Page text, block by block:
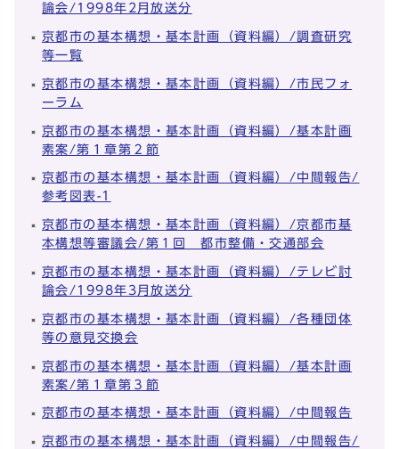
論会/1998年2月放送分
京都市の基本構想・基本計画（資料編）/調査研究
等一覧
京都市の基本構想・基本計画（資料編）/市民フォ
ーラム
京都市の基本構想・基本計画（資料編）/基本計画
素案/第１章第２節
京都市の基本構想・基本計画（資料編）/中間報告/
参考図表-1
京都市の基本構想・基本計画（資料編）/京都市基
本構想等審議会/第１回 都市整備・交通部会
京都市の基本構想・基本計画（資料編）/テレビ討
論会/1998年3月放送分
京都市の基本構想・基本計画（資料編）/各種団体
等の意見交換会
京都市の基本構想・基本計画（資料編）/基本計画
素案/第１章第３節
京都市の基本構想・基本計画（資料編）/中間報告
京都市の基本構想・基本計画（資料編）/中間報告/